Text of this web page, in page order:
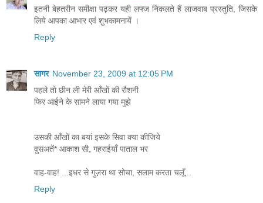
इतनी बेहतरीन समीक्षा पढ़कर यही लफ्ज निकलते हैं लाजवाब प्रस्‍तुति, जिसके
लिये आपका आभार एवं शुभकामनायें ।
Reply
सागर November 23, 2009 at 12:05 PM
पहले तो छीन ली मेरी आँखों की रौशनी
फिर आईने के सामने लाया गया मुझे
उसकी आँखों का बयां इसके सिवा क्या कीजिये
वुसअतें* आकाश सी, गहराईयाँ पाताल भर
वाह-वाह! ...इधर से गुज़रा था सोचा, सलाम करता चलूँ...
Reply